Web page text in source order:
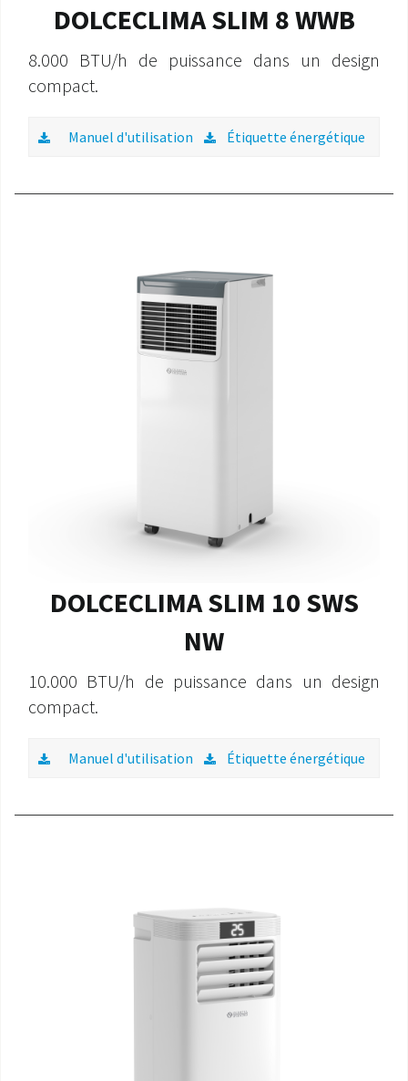
DOLCECLIMA SLIM 8 WWB
8.000 BTU/h de puissance dans un design
compact.
Manuel d'utilisation Étiquette énergétique
DOLCECLIMA SLIM 10 SWS
NW
10.000 BTU/h de puissance dans un design
compact.
Manuel d'utilisation Étiquette énergétique